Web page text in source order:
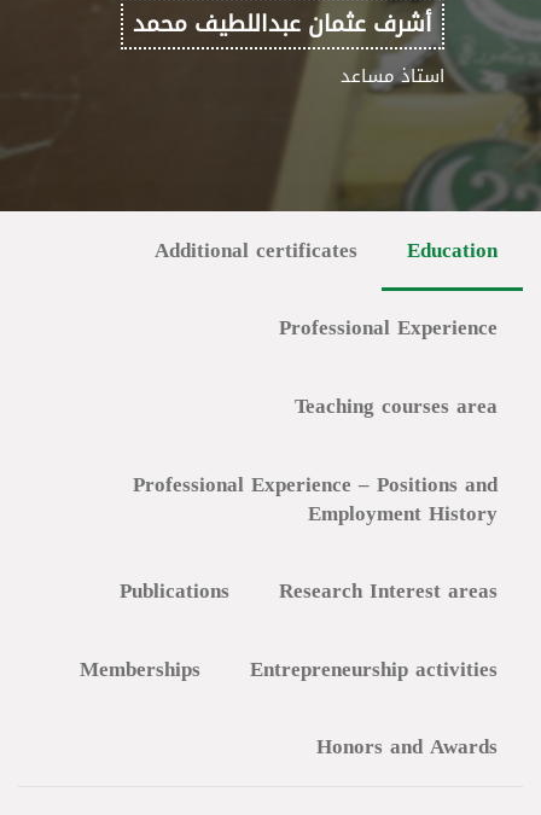
أشرف عثمان عبداللطيف محمد
استاذ مساعد
Education
Additional certificates
Professional Experience
Teaching courses area
Professional Experience – Positions and
Employment History
Research Interest areas
Publications
Entrepreneurship activities
Memberships
Honors and Awards